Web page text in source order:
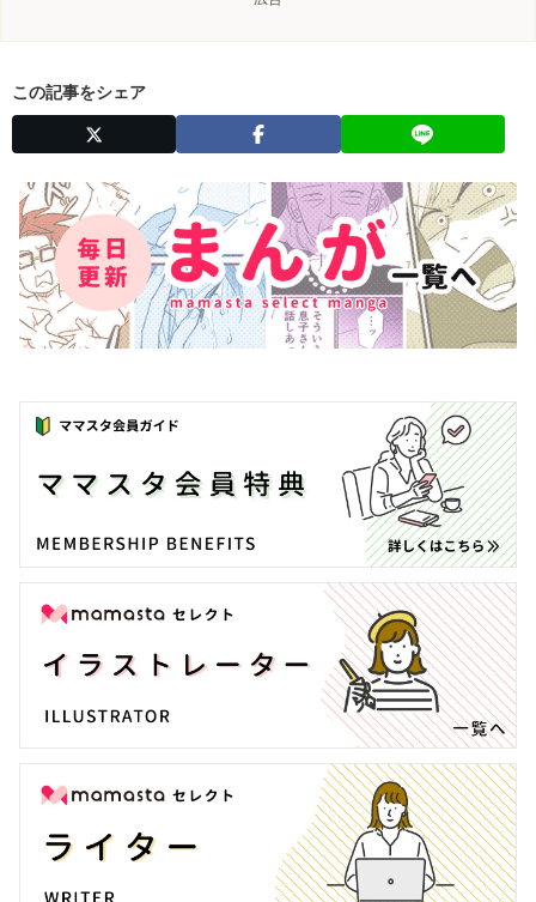
この記事をシェア